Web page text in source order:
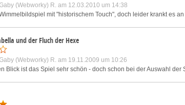
(Webworky) R. am 12.03.2010 um 14:38
mit "historischem Touch", doch leider krankt es
und der Fluch der Hexe
(Webworky) R. am 19.11.2009 um 10:26
Blick ist das Spiel sehr schön - doch schon bei der Auswahl